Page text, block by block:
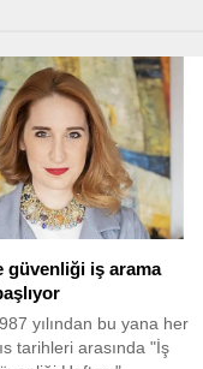
güvenliği iş arama
yılından bu yana her
tarihleri arasında "İş